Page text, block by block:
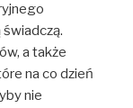
a także
na co dzień
nie